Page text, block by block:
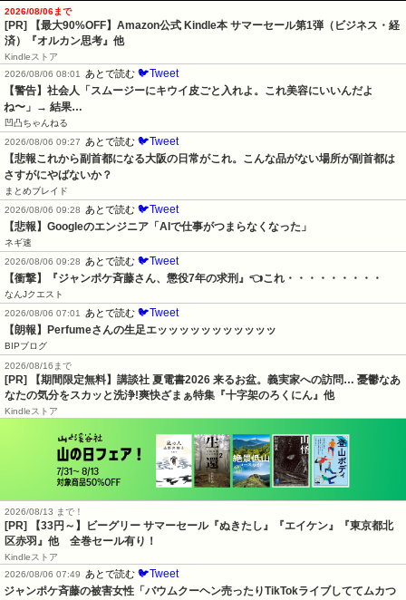
2026/08/06まで
[PR]
【最大90%OFF】Amazon公式 Kindle本 サマーセール第1弾（ビジネス・経
済）『オルカン思考』他
Kindleストア
2026/08/06 08:01
あとで読む 🐦Tweet
【警告】社会人「スムージーにキウイ皮ごと入れよ。これ美容にいいんだよ
ね〜」→ 結果…
凹凸ちゃんねる
2026/08/06 09:27
あとで読む 🐦Tweet
【悲報これから副首都になる大阪の日常がこれ。こんな品がない場所が副首都は
さすがにやばないか？
まとめブレイド
2026/08/06 09:28
あとで読む 🐦Tweet
【悲報】Googleのエンジニア「AIで仕事がつまらなくなった」
ネギ速
2026/08/06 09:28
あとで読む 🐦Tweet
【衝撃】『ジャンポケ斉藤さん、懲役7年の求刑』👈これ・・・・・・・・・
なんJクエスト
2026/08/06 07:01
あとで読む 🐦Tweet
【朗報】Perfumeさんの生足エッッッッッッッッッッッ
BIPブログ
2026/08/16まで
[PR] 【期間限定無料】講談社 夏電書2026 来るお盆。義実家への訪問… 憂鬱なあ
なたの気分をスカッと洗浄!爽快ざまぁ特集『十字架のろくにん』他
Kindleストア
2026/08/13 まで！
[PR]
【33円～】ビーグリー サマーセール『ぬきたし』『エイケン』『東京都北
区赤羽』他 全巻セール有り！
Kindleストア
2026/08/06 07:49
あとで読む 🐦Tweet
ジャンポケ斉藤の被害女性「バウムクーヘン売ったりTikTokライブしててムカつ